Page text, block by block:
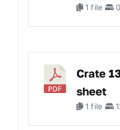
1 file
Crate
sheet
1 file